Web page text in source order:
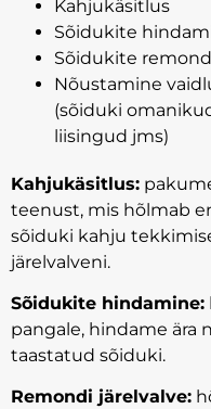
Kahjukäsitlus
Sõidukite
Sõidukite
Nõustamine
(sõiduki
liisingud jms)
Kahjukäsitlus:
teenust, mis hõlmab
sõiduki kahju
järelvalveni.
Sõidukite hindamine:
pangale, hindame ära
taastatud sõiduki.
Remondi järelvalve: